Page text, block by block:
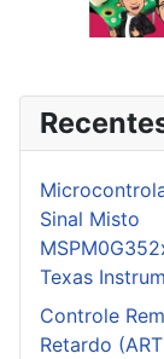
Sinal Misto
Texas
Controle
Retardo